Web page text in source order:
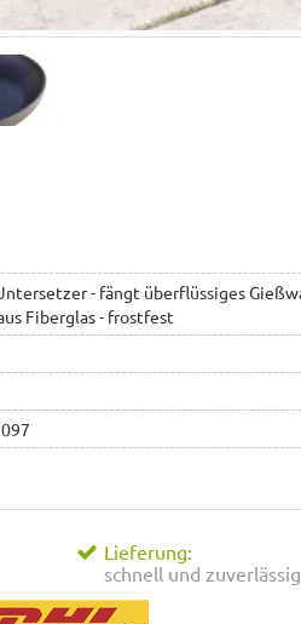
- fängt überflüssiges
Fiberglas - frostfest
Lieferung:
schnell und zuverlässig